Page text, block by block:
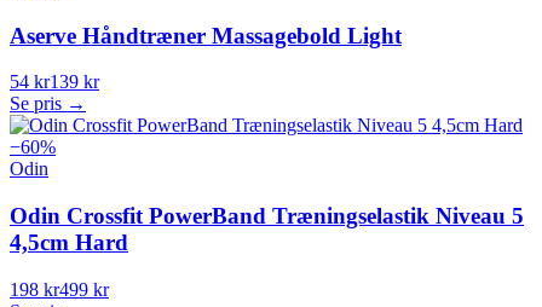
Aserve Håndtræner Massagebold Light
54 kr139 kr
Se pris →
−60%
Odin
Odin Crossfit PowerBand Træningselastik Niveau 5
4,5cm Hard
198 kr499 kr